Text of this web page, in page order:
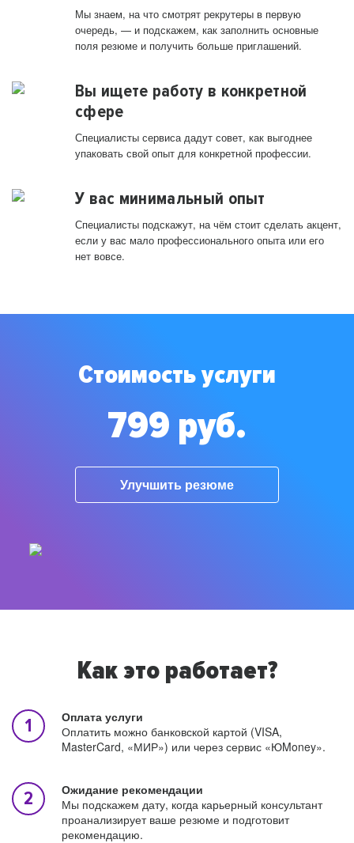
Мы знаем, на что смотрят рекрутеры в первую
очередь, — и подскажем, как заполнить основные
поля резюме и получить больше приглашений.
Вы ищете работу в конкретной
сфере
Специалисты сервиса дадут совет, как выгоднее
упаковать свой опыт для конкретной профессии.
У вас минимальный опыт
Специалисты подскажут, на чём стоит сделать акцент,
если у вас мало профессионального опыта или его
нет вовсе.
Стоимость услуги
799 руб.
Улучшить резюме
Как это работает?
Оплата услуги
Оплатить можно банковской картой (VISA,
MasterCard, «МИР») или через сервис «ЮMoney».
Ожидание рекомендации
Мы подскажем дату, когда карьерный консультант
проанализирует ваше резюме и подготовит
рекомендацию.